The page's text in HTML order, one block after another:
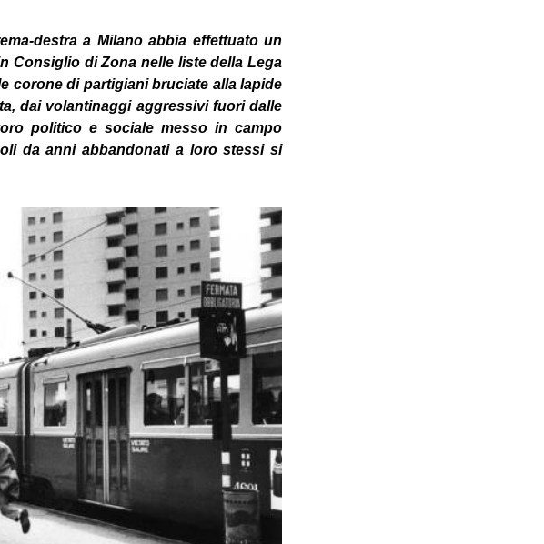
destra a Milano abbia effettuato un
Consiglio di Zona nelle liste della Lega
corone di partigiani bruciate alla lapide
dai volantinaggi aggressivi fuori dalle
politico e sociale messo in campo
da anni abbandonati a loro stessi si